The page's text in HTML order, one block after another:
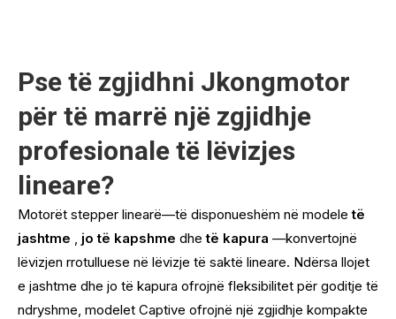
Pse të zgjidhni Jkongmotor
për të marrë një zgjidhje
profesionale të lëvizjes
lineare?
Motorët stepper linearë—të disponueshëm në modeletë
jashtme , jo të kapshme dhetë kapura —konvertojnë
lëvizjen rrotulluese në lëvizje të saktë lineare. Ndërsa llojet
e jashtme dhe jo të kapura ofrojnë fleksibilitet për goditje të
ndryshme, modelet Captive ofrojnë një zgjidhje kompakte